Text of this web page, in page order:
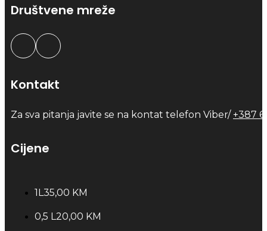
Društvene mreže
Kontakt
Za sva pitanja javite se na kontat telefon Viber/+387
Cijene
1L 35,00 KM
0,5 L 20,00 KM